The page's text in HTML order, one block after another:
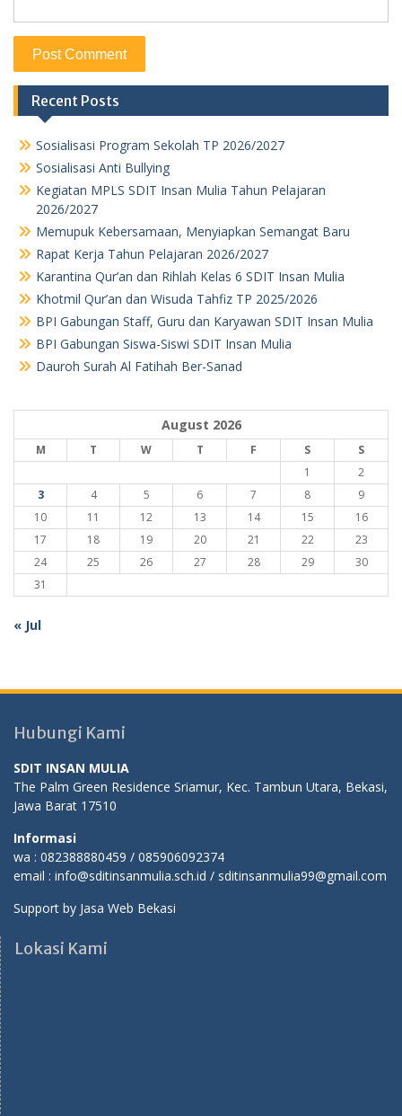
Recent Posts
Sosialisasi Program Sekolah TP 2026/2027
Sosialisasi Anti Bullying
Kegiatan MPLS SDIT Insan Mulia Tahun Pelajaran
2026/2027
Memupuk Kebersamaan, Menyiapkan Semangat Baru
Rapat Kerja Tahun Pelajaran 2026/2027
Karantina Qur’an dan Rihlah Kelas 6 SDIT Insan Mulia
Khotmil Qur’an dan Wisuda Tahfiz TP 2025/2026
BPI Gabungan Staff, Guru dan Karyawan SDIT Insan Mulia
BPI Gabungan Siswa-Siswi SDIT Insan Mulia
Dauroh Surah Al Fatihah Ber-Sanad
August 2026
M T W T F S
S
1
2
3
4 5 6 7 8
9
10
11 12 13 14 15
16
17
18 19 20 21 22
23
24
25 26 27 28 29
30
31
« Jul
Hubungi Kami
SDIT INSAN MULIA
The Palm Green Residence Sriamur, Kec. Tambun Utara, Bekasi,
Jawa Barat 17510
Informasi
wa : 082388880459 / 085906092374
email : info@sditinsanmulia.sch.id / sditinsanmulia99@gmail.com
Support by Jasa Web Bekasi
Lokasi Kami